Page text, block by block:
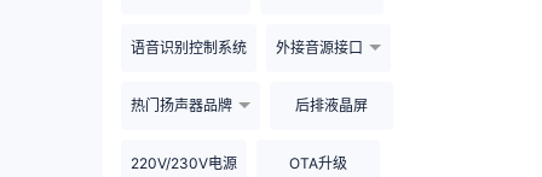
语音识别控制系统 外接音源接口
热门扬声器品牌 后排液晶屏
220V/230V电源 OTA升级